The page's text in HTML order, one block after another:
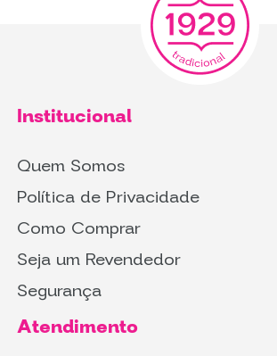
Institucional
Quem Somos
Política de Privacidade
Como Comprar
Seja um Revendedor
Segurança
Atendimento